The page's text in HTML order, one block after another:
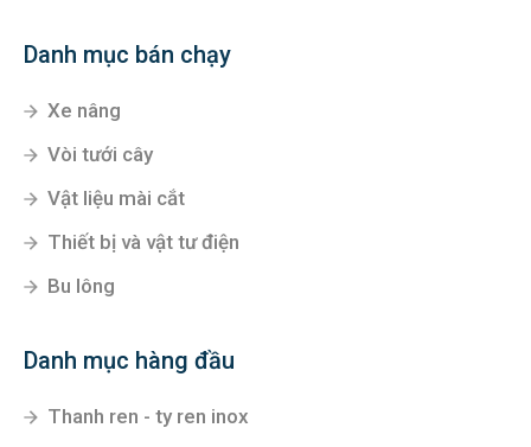
Danh mục bán chạy
Xe nâng
Vòi tưới cây
Vật liệu mài cắt
Thiết bị và vật tư điện
Bu lông
Danh mục hàng đầu
Thanh ren - ty ren inox